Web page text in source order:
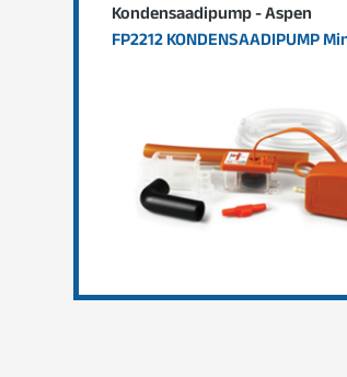
Kondensaadipump - Aspen
FP2212 KONDENSAADIPUMP